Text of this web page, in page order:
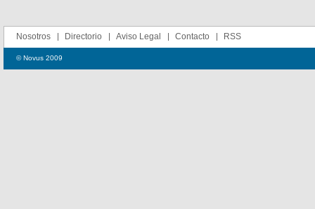
Nosotros Directorio Aviso Legal Contacto RSS
© Novus 2009